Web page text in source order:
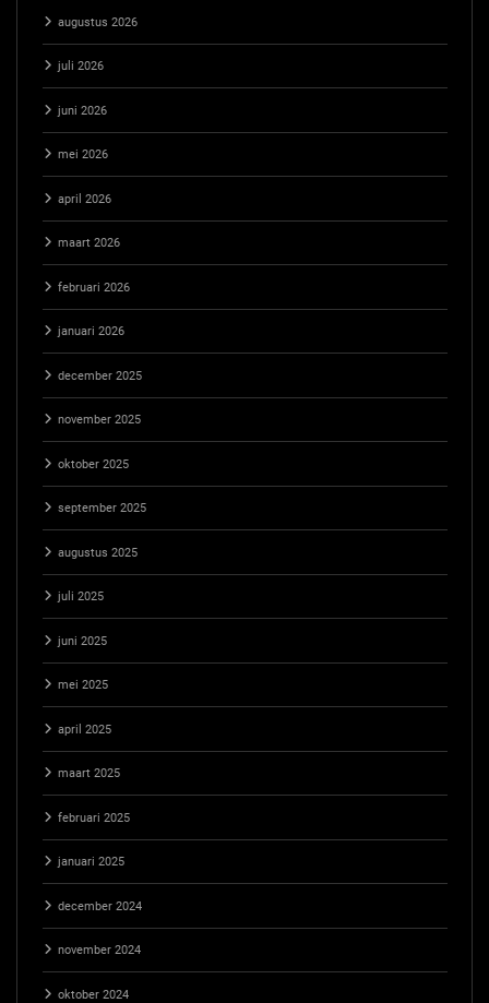
augustus 2026
juli 2026
juni 2026
mei 2026
april 2026
maart 2026
februari 2026
januari 2026
december 2025
november 2025
oktober 2025
september 2025
augustus 2025
juli 2025
juni 2025
mei 2025
april 2025
maart 2025
februari 2025
januari 2025
december 2024
november 2024
oktober 2024